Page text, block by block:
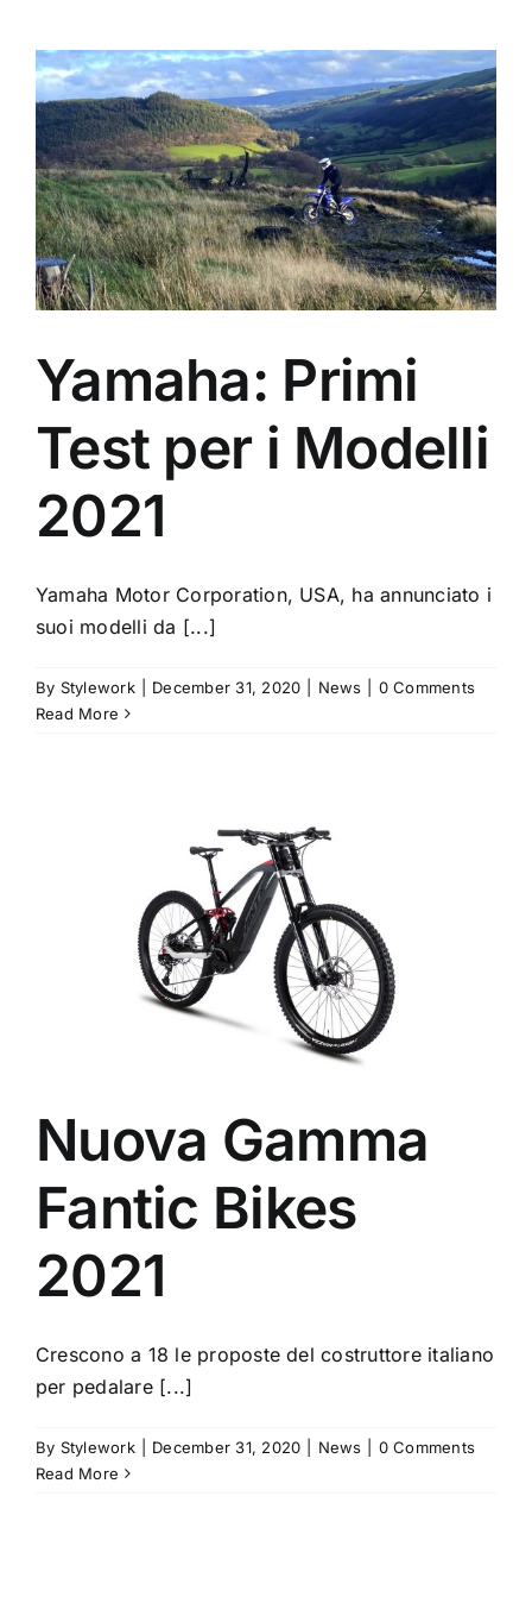
Yamaha: Primi
Test per i Modelli
2021
Yamaha Motor Corporation, USA, ha annunciato i
suoi modelli da [...]
By Stylework December 31, 2020 News
0 Comments
Read More
Nuova Gamma
Fantic Bikes
2021
Crescono a 18 le proposte del costruttore italiano
per pedalare [...]
By Stylework December 31, 2020 News
0 Comments
Read More